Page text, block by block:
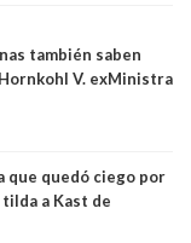
también saben
V. exMinistra
que quedó ciego por
a Kast de